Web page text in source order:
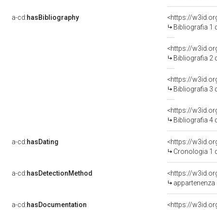
a-cd:hasBibliography
<https://
Bibliografia 1
<https://
Bibliografia 2
<https://
Bibliografia 3
<https://
Bibliografia 4
a-cd:hasDating
<https://
Cronologia 1
a-cd:hasDetectionMethod
a-cd:hasDocumentation